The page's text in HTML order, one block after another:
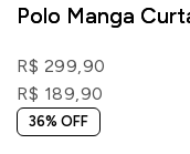
Polo Manga
R$ 299,90
R$ 189,90
36% OFF